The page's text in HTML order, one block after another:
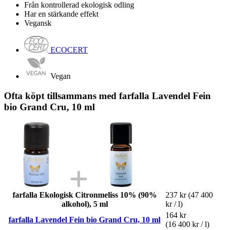
Från kontrollerad ekologisk odling
Har en stärkande effekt
Vegansk
ECOCERT
Vegan
Ofta köpt tillsammans med farfalla Lavendel Fein
bio Grand Cru, 10 ml
farfalla Ekologisk Citronmeliss 10% (90%
alkohol), 5 ml
237 kr (47 400
kr / l)
farfalla Lavendel Fein bio Grand Cru, 10 ml
164 kr
(16 400 kr / l)